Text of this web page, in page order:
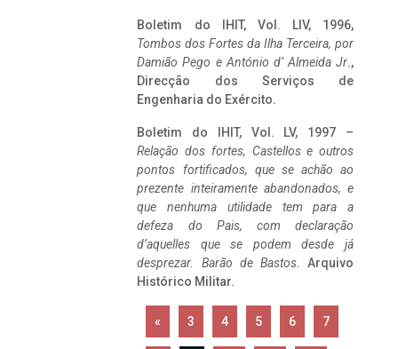
Boletim do IHIT, Vol. LIV, 1996,
Tombos dos Fortes da Ilha Terceira, por
Damião Pego e António d’ Almeida Jr.,
Direcção dos Serviços de
Engenharia do Exército.
Boletim do IHIT, Vol. LV, 1997 –
Relação dos fortes, Castellos e outros
pontos fortificados, que se achão ao
prezente inteiramente abandonados, e
que nenhuma utilidade tem para a
defeza do Pais, com declaração
d’aquelles que se podem desde já
desprezar. Barão de Bastos. Arquivo
Histórico Militar.
« 3 4 5 6 7